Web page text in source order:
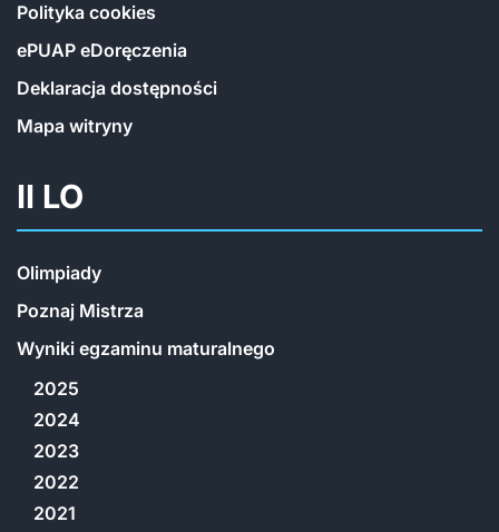
Polityka cookies
ePUAP eDoręczenia
Deklaracja dostępności
Mapa witryny
II LO
Olimpiady
Poznaj Mistrza
Wyniki egzaminu maturalnego
2025
2024
2023
2022
2021